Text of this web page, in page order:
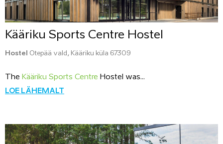
Kääriku Sports Centre Hostel
Hostel Otepää vald, Kääriku küla 67309
The Kääriku Sports Centre Hostel was...
LOE LÄHEMALT